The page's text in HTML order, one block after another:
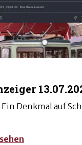
Ein Denkmal auf